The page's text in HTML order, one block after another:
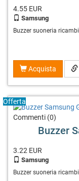
4.55 EUR
Samsung
Buzzer suoneria
Acquista
Offerta
Commenti (0)
Buzzer
3.22 EUR
Samsung
Buzzer suoneria